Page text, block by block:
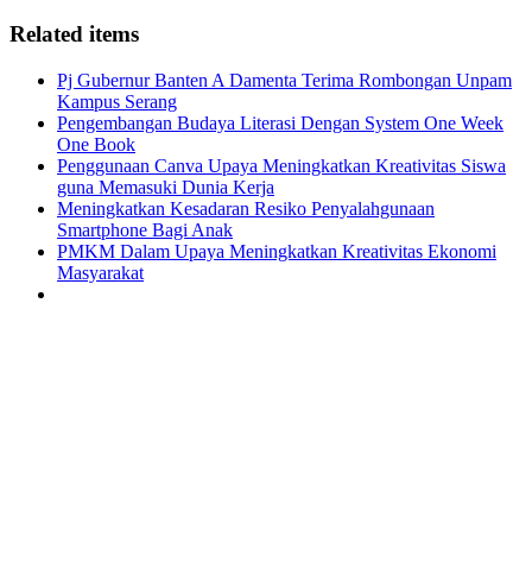
Related items
Pj Gubernur Banten A Damenta Terima Rombongan Unpam
Kampus Serang
Pengembangan Budaya Literasi Dengan System One Week
One Book
Penggunaan Canva Upaya Meningkatkan Kreativitas Siswa
guna Memasuki Dunia Kerja
Meningkatkan Kesadaran Resiko Penyalahgunaan
Smartphone Bagi Anak
PMKM Dalam Upaya Meningkatkan Kreativitas Ekonomi
Masyarakat